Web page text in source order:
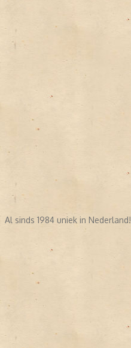
Al sinds 1984 uniek in Nederland!